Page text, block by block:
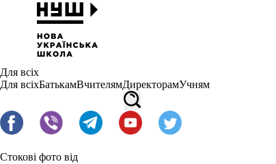
Для всіх
Для всіхБатькамВчителямДиректорамУчням
Стокові фото від